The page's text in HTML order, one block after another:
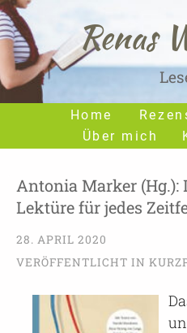
Home
Über mich
Renas
Antonia Marker (Hg.):
Lektüre für jedes
28. APRIL 2020
VERÖFFENTLICHT IN